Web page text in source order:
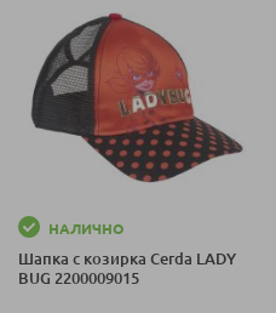
46-49 СМ (7-18
М)
НАЛИЧНО
Шапка с козирка Cerda LADY
BUG 2200009015